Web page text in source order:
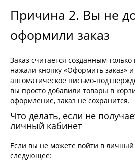
Причина 2. Вы не
оформили заказ
Заказ считается созданным только
нажали кнопку «Оформить заказ»
автоматическое письмо-
вы просто добавили товары в
оформление, заказ не сохранится.
Что делать, если не
личный кабинет
Если вы не можете войти в личный
следующее: